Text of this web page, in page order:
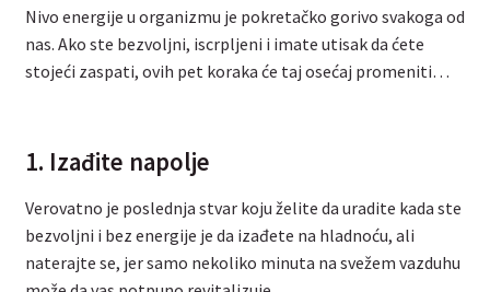
Nivo energije u organizmu je pokretačko gorivo svakoga od
nas. Ako ste bezvoljni, iscrpljeni i imate utisak da ćete
stojeći zaspati, ovih pet koraka će taj osećaj promeniti…
1. Izađite napolje
Verovatno je poslednja stvar koju želite da uradite kada ste
bezvoljni i bez energije je da izađete na hladnoću, ali
naterajte se, jer samo nekoliko minuta na svežem vazduhu